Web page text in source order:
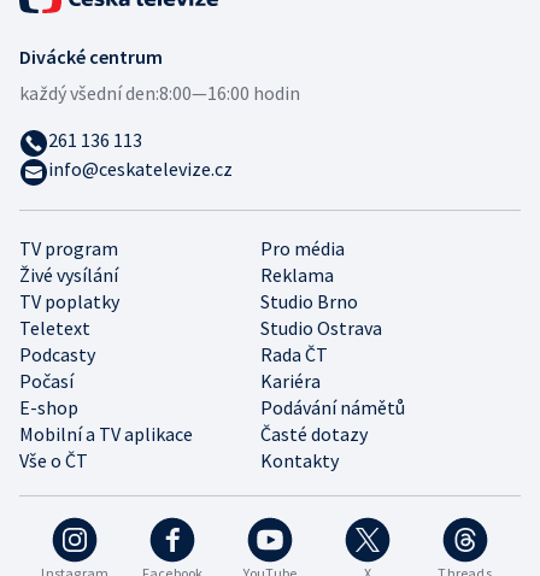
TV program
Pro média
Živé vysílání
Reklama
TV poplatky
Studio Brno
Teletext
Studio Ostrava
Podcasty
Rada ČT
Počasí
Kariéra
E-shop
Podávání námětů
Mobilní a TV aplikace
Časté dotazy
Vše o ČT
Kontakty
Divácké centrum
každý všední den:8:00—16:00 hodin
261 136 113
info@ceskatelevize.cz